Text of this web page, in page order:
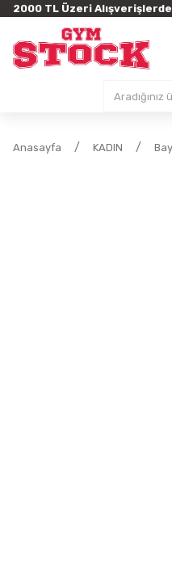
2000 TL Üzeri Alışverişlerde
Anasayfa KADIN